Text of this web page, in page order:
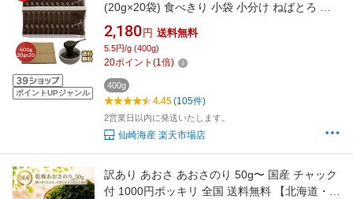
ポイントUPジャンル
(20g×20袋) 食べきり 小袋 小分け ねばとろ 海
藻 食品 あかもく ご飯のお供 納豆 味噌汁 便利
生 ぎばさ フコイダン ポリフェノール ダイエッ
ト 美容 健康 コスパ まとめ買い ギフト おすす
2,180 円 送料無料
5.5円/g (400g)
20ポイント (1倍)
400g
4.45(105件)
2営業日以内に発送いたします。
仙崎海産 楽天市場店
訳あり あおさ あおさのり 50g〜 国産 チャック
付 1000円ポッキリ 全国 送料無料 【北海道・沖